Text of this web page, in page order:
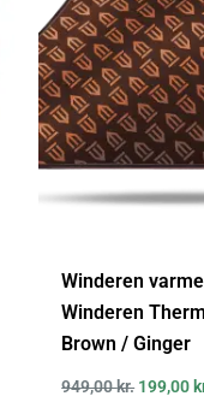
Winderen
Winderen
Brown / Ginger
949,00kr. 199,00